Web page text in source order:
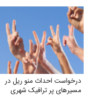
درخواست احداث منو ریل در
مسیرهای پر ترافیک شهری